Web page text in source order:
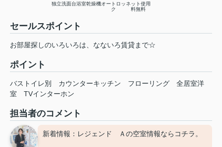
独立洗面台浴室乾燥機オートロッ
ク
ネット使用
料無料
セールスポイント
お部屋探しのいろいろは、なないろ賃貸まで☆
ポイント
バストイレ別 カウンターキッチン フローリング
全居室洋
室
TVインターホン
担当者のコメント
新着情報：レジェンド Ａの空室情報ならコチラ。